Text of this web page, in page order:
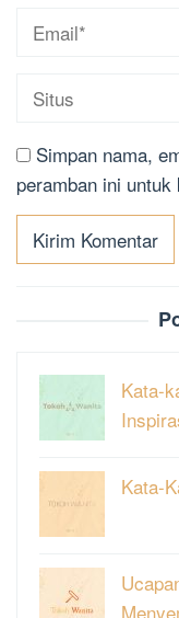
Simpan nama,
peramban ini
Kata-
Kata-